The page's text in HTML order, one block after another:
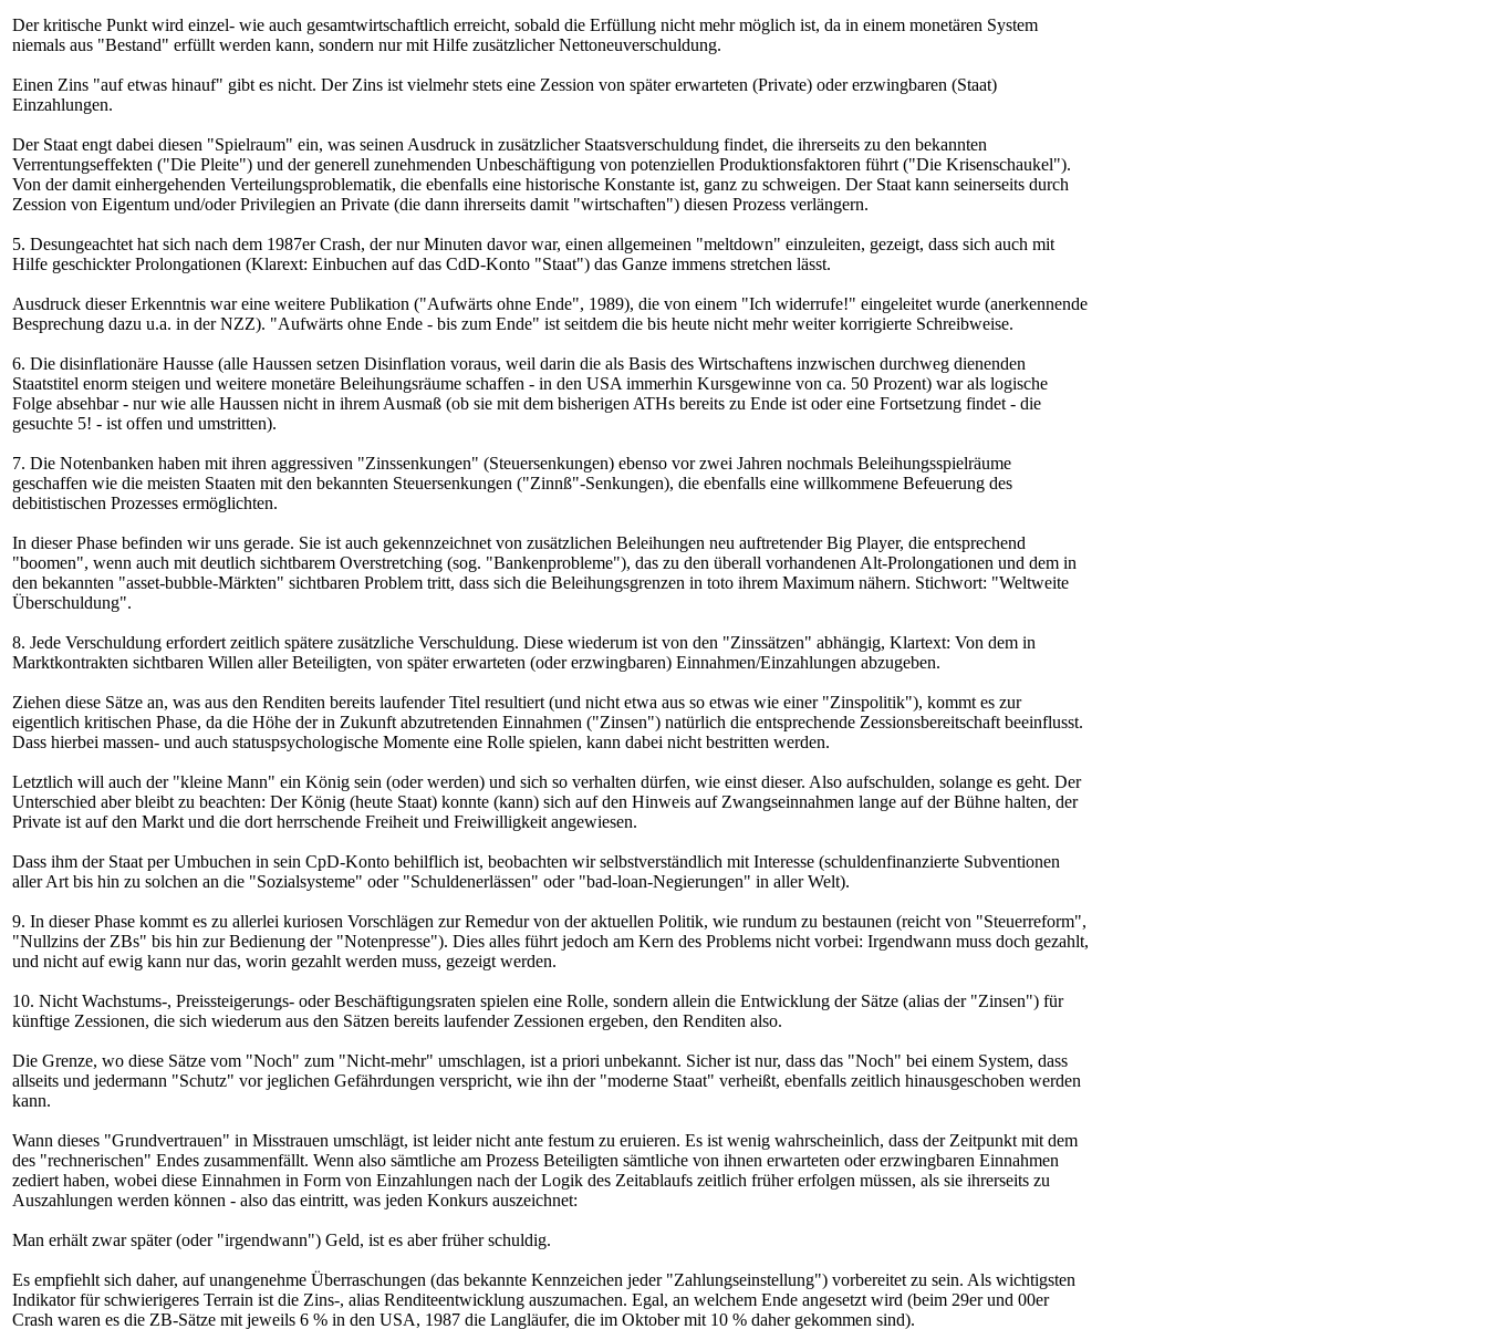
Der kritische Punkt wird einzel- wie auch gesamtwirtschaftlich erreicht, sobald die Erfüllung nicht mehr möglich ist, da in einem monetären System
niemals aus "Bestand" erfüllt werden kann, sondern nur mit Hilfe zusätzlicher Nettoneuverschuldung.
Einen Zins "auf etwas hinauf" gibt es nicht. Der Zins ist vielmehr stets eine Zession von später erwarteten (Private) oder erzwingbaren (Staat)
Einzahlungen.
Der Staat engt dabei diesen "Spielraum" ein, was seinen Ausdruck in zusätzlicher Staatsverschuldung findet, die ihrerseits zu den bekannten
Verrentungseffekten ("Die Pleite") und der generell zunehmenden Unbeschäftigung von potenziellen Produktionsfaktoren führt ("Die Krisenschaukel").
Von der damit einhergehenden Verteilungsproblematik, die ebenfalls eine historische Konstante ist, ganz zu schweigen. Der Staat kann seinerseits durch
Zession von Eigentum und/oder Privilegien an Private (die dann ihrerseits damit "wirtschaften") diesen Prozess verlängern.
5. Desungeachtet hat sich nach dem 1987er Crash, der nur Minuten davor war, einen allgemeinen "meltdown" einzuleiten, gezeigt, dass sich auch mit
Hilfe geschickter Prolongationen (Klarext: Einbuchen auf das CdD-Konto "Staat") das Ganze immens stretchen lässt.
Ausdruck dieser Erkenntnis war eine weitere Publikation ("Aufwärts ohne Ende", 1989), die von einem "Ich widerrufe!" eingeleitet wurde (anerkennende
Besprechung dazu u.a. in der NZZ). "Aufwärts ohne Ende - bis zum Ende" ist seitdem die bis heute nicht mehr weiter korrigierte Schreibweise.
6. Die disinflationäre Hausse (alle Haussen setzen Disinflation voraus, weil darin die als Basis des Wirtschaftens inzwischen durchweg dienenden
Staatstitel enorm steigen und weitere monetäre Beleihungsräume schaffen - in den USA immerhin Kursgewinne von ca. 50 Prozent) war als logische
Folge absehbar - nur wie alle Haussen nicht in ihrem Ausmaß (ob sie mit dem bisherigen ATHs bereits zu Ende ist oder eine Fortsetzung findet - die
gesuchte 5! - ist offen und umstritten).
7. Die Notenbanken haben mit ihren aggressiven "Zinssenkungen" (Steuersenkungen) ebenso vor zwei Jahren nochmals Beleihungsspielräume
geschaffen wie die meisten Staaten mit den bekannten Steuersenkungen ("Zinnß"-Senkungen), die ebenfalls eine willkommene Befeuerung des
debitistischen Prozesses ermöglichten.
In dieser Phase befinden wir uns gerade. Sie ist auch gekennzeichnet von zusätzlichen Beleihungen neu auftretender Big Player, die entsprechend
"boomen", wenn auch mit deutlich sichtbarem Overstretching (sog. "Bankenprobleme"), das zu den überall vorhandenen Alt-Prolongationen und dem in
den bekannten "asset-bubble-Märkten" sichtbaren Problem tritt, dass sich die Beleihungsgrenzen in toto ihrem Maximum nähern. Stichwort: "Weltweite
Überschuldung".
8. Jede Verschuldung erfordert zeitlich spätere zusätzliche Verschuldung. Diese wiederum ist von den "Zinssätzen" abhängig, Klartext: Von dem in
Marktkontrakten sichtbaren Willen aller Beteiligten, von später erwarteten (oder erzwingbaren) Einnahmen/Einzahlungen abzugeben.
Ziehen diese Sätze an, was aus den Renditen bereits laufender Titel resultiert (und nicht etwa aus so etwas wie einer "Zinspolitik"), kommt es zur
eigentlich kritischen Phase, da die Höhe der in Zukunft abzutretenden Einnahmen ("Zinsen") natürlich die entsprechende Zessionsbereitschaft beeinflusst.
Dass hierbei massen- und auch statuspsychologische Momente eine Rolle spielen, kann dabei nicht bestritten werden.
Letztlich will auch der "kleine Mann" ein König sein (oder werden) und sich so verhalten dürfen, wie einst dieser. Also aufschulden, solange es geht. Der
Unterschied aber bleibt zu beachten: Der König (heute Staat) konnte (kann) sich auf den Hinweis auf Zwangseinnahmen lange auf der Bühne halten, der
Private ist auf den Markt und die dort herrschende Freiheit und Freiwilligkeit angewiesen.
Dass ihm der Staat per Umbuchen in sein CpD-Konto behilflich ist, beobachten wir selbstverständlich mit Interesse (schuldenfinanzierte Subventionen
aller Art bis hin zu solchen an die "Sozialsysteme" oder "Schuldenerlässen" oder "bad-loan-Negierungen" in aller Welt).
9. In dieser Phase kommt es zu allerlei kuriosen Vorschlägen zur Remedur von der aktuellen Politik, wie rundum zu bestaunen (reicht von "Steuerreform",
"Nullzins der ZBs" bis hin zur Bedienung der "Notenpresse"). Dies alles führt jedoch am Kern des Problems nicht vorbei: Irgendwann muss doch gezahlt,
und nicht auf ewig kann nur das, worin gezahlt werden muss, gezeigt werden.
10. Nicht Wachstums-, Preissteigerungs- oder Beschäftigungsraten spielen eine Rolle, sondern allein die Entwicklung der Sätze (alias der "Zinsen") für
künftige Zessionen, die sich wiederum aus den Sätzen bereits laufender Zessionen ergeben, den Renditen also.
Die Grenze, wo diese Sätze vom "Noch" zum "Nicht-mehr" umschlagen, ist a priori unbekannt. Sicher ist nur, dass das "Noch" bei einem System, dass
allseits und jedermann "Schutz" vor jeglichen Gefährdungen verspricht, wie ihn der "moderne Staat" verheißt, ebenfalls zeitlich hinausgeschoben werden
kann.
Wann dieses "Grundvertrauen" in Misstrauen umschlägt, ist leider nicht ante festum zu eruieren. Es ist wenig wahrscheinlich, dass der Zeitpunkt mit dem
des "rechnerischen" Endes zusammenfällt. Wenn also sämtliche am Prozess Beteiligten sämtliche von ihnen erwarteten oder erzwingbaren Einnahmen
zediert haben, wobei diese Einnahmen in Form von Einzahlungen nach der Logik des Zeitablaufs zeitlich früher erfolgen müssen, als sie ihrerseits zu
Auszahlungen werden können - also das eintritt, was jeden Konkurs auszeichnet:
Man erhält zwar später (oder "irgendwann") Geld, ist es aber früher schuldig.
Es empfiehlt sich daher, auf unangenehme Überraschungen (das bekannte Kennzeichen jeder "Zahlungseinstellung") vorbereitet zu sein. Als wichtigsten
Indikator für schwierigeres Terrain ist die Zins-, alias Renditeentwicklung auszumachen. Egal, an welchem Ende angesetzt wird (beim 29er und 00er
Crash waren es die ZB-Sätze mit jeweils 6 % in den USA, 1987 die Langläufer, die im Oktober mit 10 % daher gekommen sind).